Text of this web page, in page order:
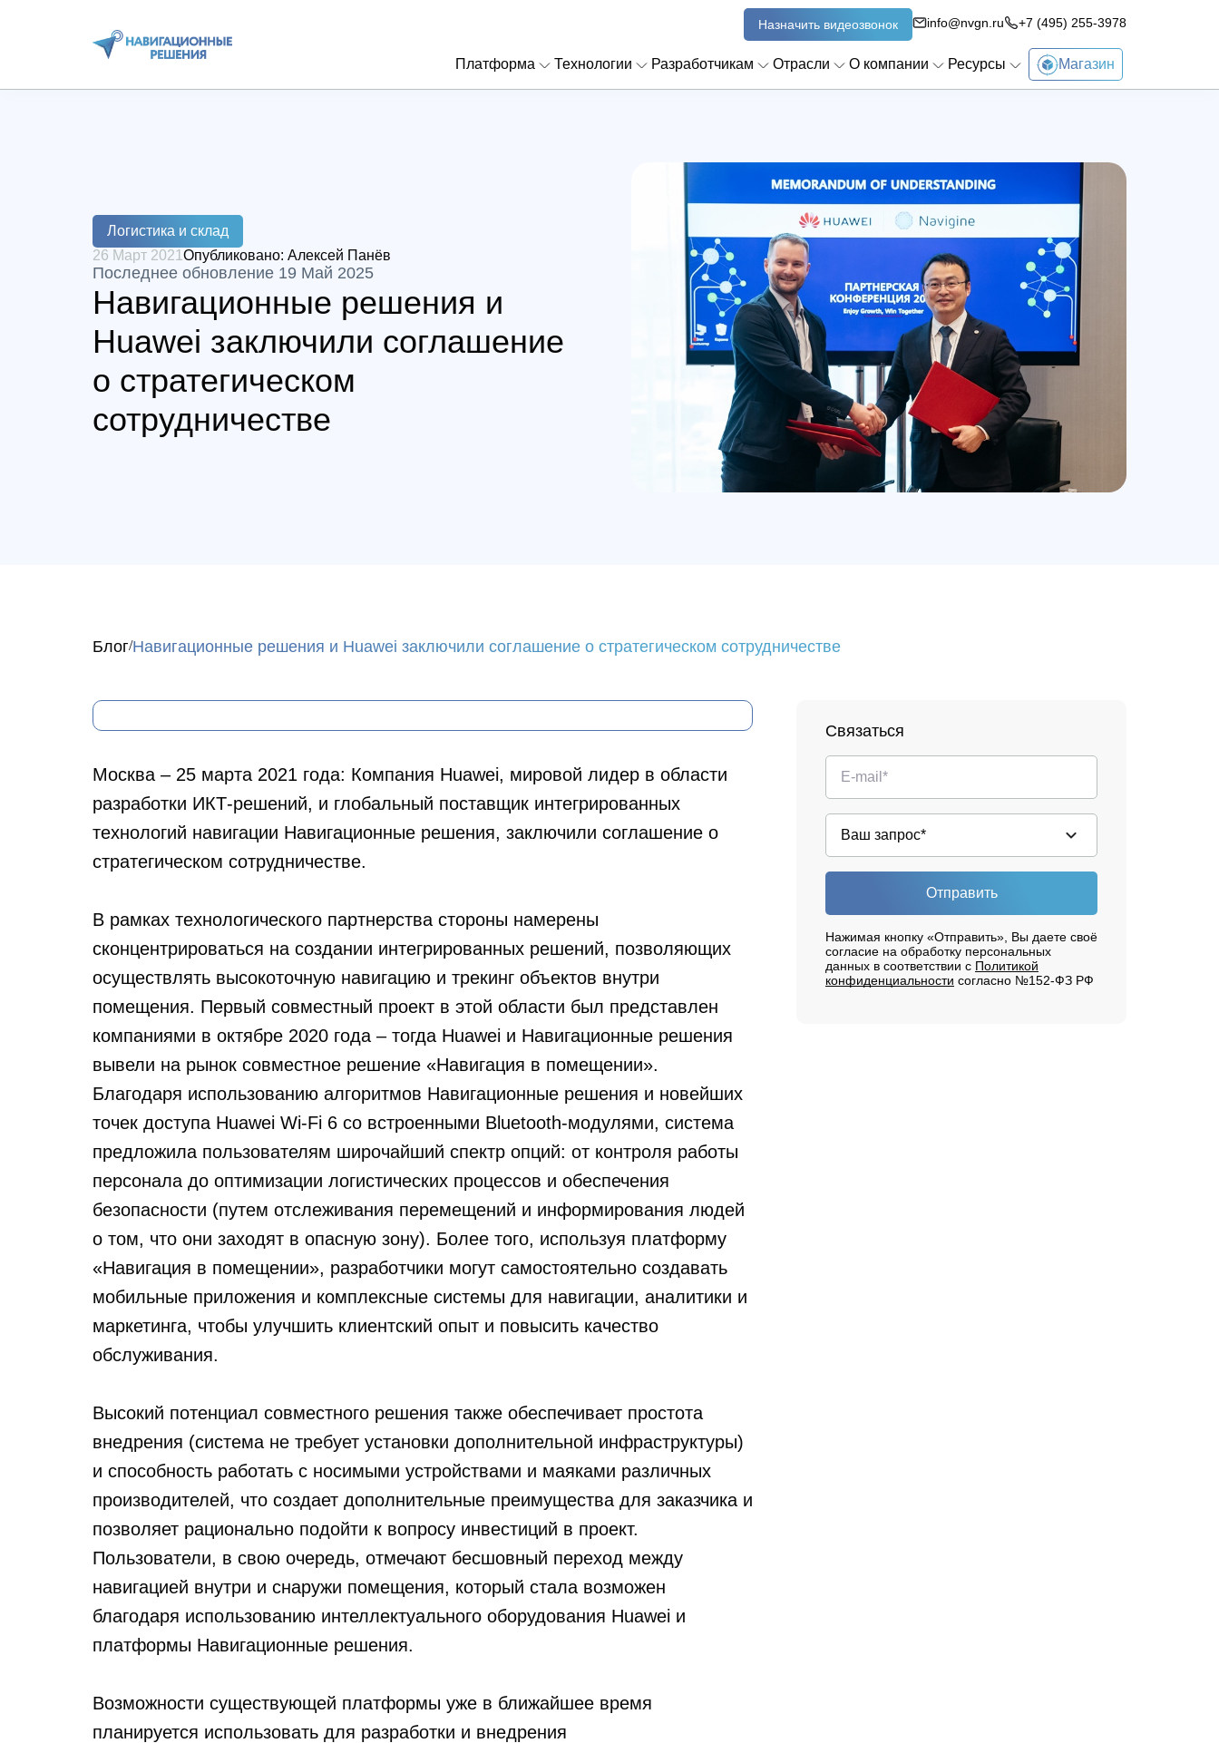
Назначить видеозвонок info@nvgn.ru +7 (495) 255-3978
Платформа Технологии Разработчикам Отрасли О компании Ресурсы Магазин
Логистика и склад
26 Март 2021 Опубликовано: Алексей Панёв
Последнее обновление 19 Май 2025
Навигационные решения и
Huawei заключили соглашение
о стратегическом
сотрудничестве
Блог Навигационные решения и Huawei заключили соглашение о стратегическом сотрудничестве
Москва – 25 марта 2021 года: Компания Huawei, мировой лидер в области
разработки ИКТ-решений, и глобальный поставщик интегрированных
технологий навигации Навигационные решения, заключили соглашение о
стратегическом сотрудничестве.
В рамках технологического партнерства стороны намерены
сконцентрироваться на создании интегрированных решений, позволяющих
осуществлять высокоточную навигацию и трекинг объектов внутри
помещения. Первый совместный проект в этой области был представлен
компаниями в октябре 2020 года – тогда Huawei и Навигационные решения
вывели на рынок совместное решение «Навигация в помещении».
Благодаря использованию алгоритмов Навигационные решения и новейших
точек доступа Huawei Wi-Fi 6 со встроенными Bluetooth-модулями, система
предложила пользователям широчайший спектр опций: от контроля работы
персонала до оптимизации логистических процессов и обеспечения
безопасности (путем отслеживания перемещений и информирования людей
о том, что они заходят в опасную зону). Более того, используя платформу
«Навигация в помещении», разработчики могут самостоятельно создавать
мобильные приложения и комплексные системы для навигации, аналитики и
маркетинга, чтобы улучшить клиентский опыт и повысить качество
обслуживания.
Высокий потенциал совместного решения также обеспечивает простота
внедрения (система не требует установки дополнительной инфраструктуры)
и способность работать с носимыми устройствами и маяками различных
производителей, что создает дополнительные преимущества для заказчика и
позволяет рационально подойти к вопросу инвестиций в проект.
Пользователи, в свою очередь, отмечают бесшовный переход между
навигацией внутри и снаружи помещения, который стала возможен
благодаря использованию интеллектуального оборудования Huawei и
платформы Навигационные решения.
Возможности существующей платформы уже в ближайшее время
планируется использовать для разработки и внедрения
Связаться
Отправить
Нажимая кнопку «Отправить», Вы даете своё
согласие на обработку персональных
данных в соответствии с Политикой
конфиденциальности согласно №152-ФЗ РФ